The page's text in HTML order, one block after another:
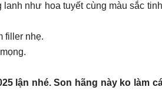
như hoa tuyết cùng màu sắc
filler nhẹ.
lận nhé. Son hãng này ko làm